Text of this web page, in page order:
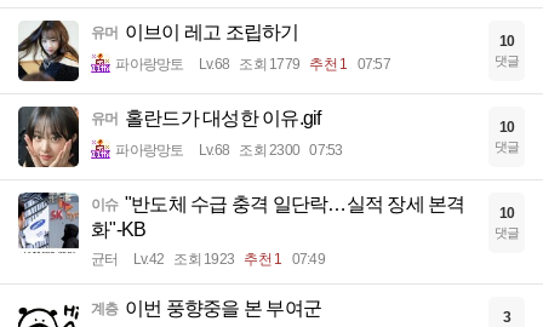
유머 이브이 레고 조립하기
파아랑망토 Lv.68 조회 1779 추천 1 07:57
10
댓글
유머 홀란드가 대성한 이유.gif
파아랑망토 Lv.68 조회 2300 07:53
10
댓글
이슈 "반도체 수급 충격 일단락…실적 장세 본격
화"-KB
균터 Lv.42 조회 1923 추천 1 07:49
10
댓글
계층 이번 풍향중을 본 부여군 3